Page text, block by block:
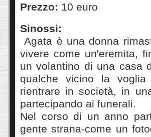
Prezzo: 10 euro
Sinossi:
Agata è una donna
vivere come un'eremita,
un volantino di una casa
qualche vicino la
rientrare in società, in
partecipando ai funerali.
Nel corso di un anno
gente strana-come un